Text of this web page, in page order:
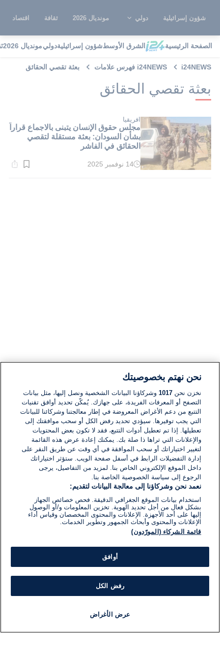
شؤون إسرائيلية دولي مونديال 2026 ثقافة اقتصاد
الصفحة الرئيسية الشرق الأوسطشؤون إسرائيليةدوليمونديال 2026
i24NEWS i24NEWS فهرس علامات بعثة تقصي الحقائق
بعثة تقصي الحقائق
افريقيا
مجلس حقوق الإنسان يتبنى بالاجماع قراراً
بشأن السودان: بعثة مستقلة لتقصي
الحقائق في الفاشر
وقت
14 نوفمبر 2025
نحن نهتم بخصوصيتك
نخزن نحن1017 وشركاؤنا البيانات الشخصية ونصل إليها، مثل بيانات
التصفح أو المعرفات الفريدة، على جهازك. يُمكّن تحديد أوافق تقنيات
التتبع من دعم الأغراض المعروضة في إطار معالجتنا وشركائنا للبيانات
التي يجب توفيرها. سيؤدي تحديد رفض الكل أو سحب موافقتك إلى
تعطيلها. إذا تم تعطيل أدوات التتبع، فقد لا تكون بعض المحتويات
والإعلانات التي تراها ذا صلة بك. يمكنك إعادة عرض هذه القائمة
لتغيير اختياراتك أو سحب الموافقة في أي وقت عن طريق النقر على
إدارة التفضيلات الرابط في أسفل صفحة الويب. ستؤثر اختياراتك
داخل الموقع الإلكتروني الخاص بنا. لمزيد من التفاصيل، يرجى
الرجوع إلى سياسة الخصوصية الخاصة بنا.
نعمد نحن وشركاؤنا إلى معالجة البيانات لتقديم:
استخدام بيانات الموقع الجغرافي الدقيقة. فحص خصائص الجهاز
بشكل فعال من أجل تحديد الهوية. تخزين المعلومات و/أو الوصول
إليها على أحد الأجهزة. الإعلانات والمحتوى المخصصان وقياس أداء
الإعلانات والمحتوى وأبحاث الجمهور وتطوير الخدمات.
قائمة الشركاء (المورّدون)
أوافق
رفض الكل
عرض الأغراض